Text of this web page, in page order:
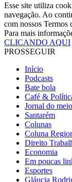
Esse site utiliza
navegação. Ao
com nossos Termos
Para mais
CLICANDO AQUI
PROSSEGUIR
Início
Podcasts
Bate bola
Café &
Jornal do
Santarém
Colunas
Coluna
Direito
Economia
Em poucas
Esportes
Gláucia